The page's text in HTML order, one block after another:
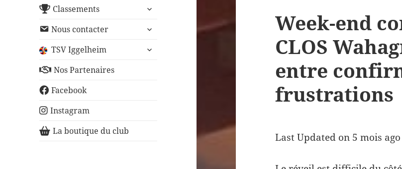
Classements
ouvrir
sous-
Nous contacter
ouvrir
sous-
TSV Iggelheim
ouvrir
Nos Partenaires
Facebook
Instagram
La boutique du club
Week-end
CLOS
entre
frustrations
Last Updated on 5 mois